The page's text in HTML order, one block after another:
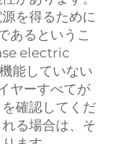
を得るために
あるというこ
electric
能していない
ヤーすべてが
確認してくだ
る場合は、そ